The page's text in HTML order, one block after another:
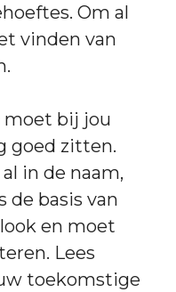
Om al
vinden van
moet bij jou
goed zitten.
in de naam,
de basis van
en moet
Lees
toekomstige